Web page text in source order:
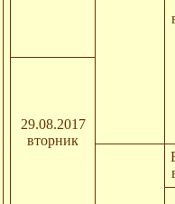
29.08.2017
вторник